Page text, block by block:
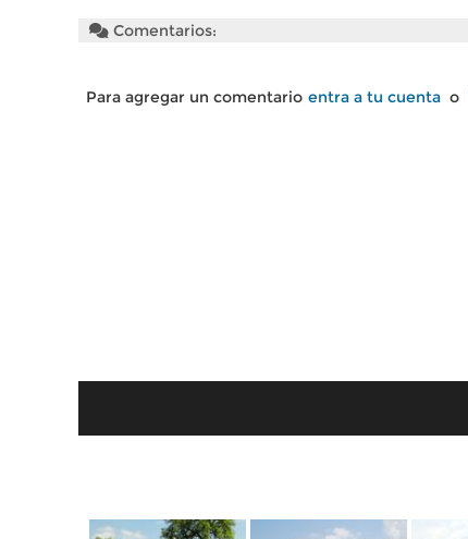
Comentarios:
Para agregar un comentario entra a tu cuenta o